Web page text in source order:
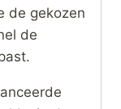
de gekozen
de